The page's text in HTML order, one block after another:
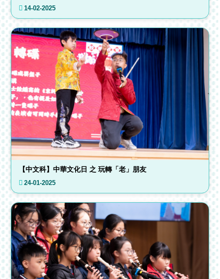
14-02-2025
【中文科】中華文化日 之 玩轉「老」朋友
24-01-2025